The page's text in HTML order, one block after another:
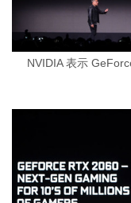
NVIDIA 表示